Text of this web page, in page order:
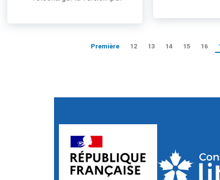
Première 12 13 14 15 16